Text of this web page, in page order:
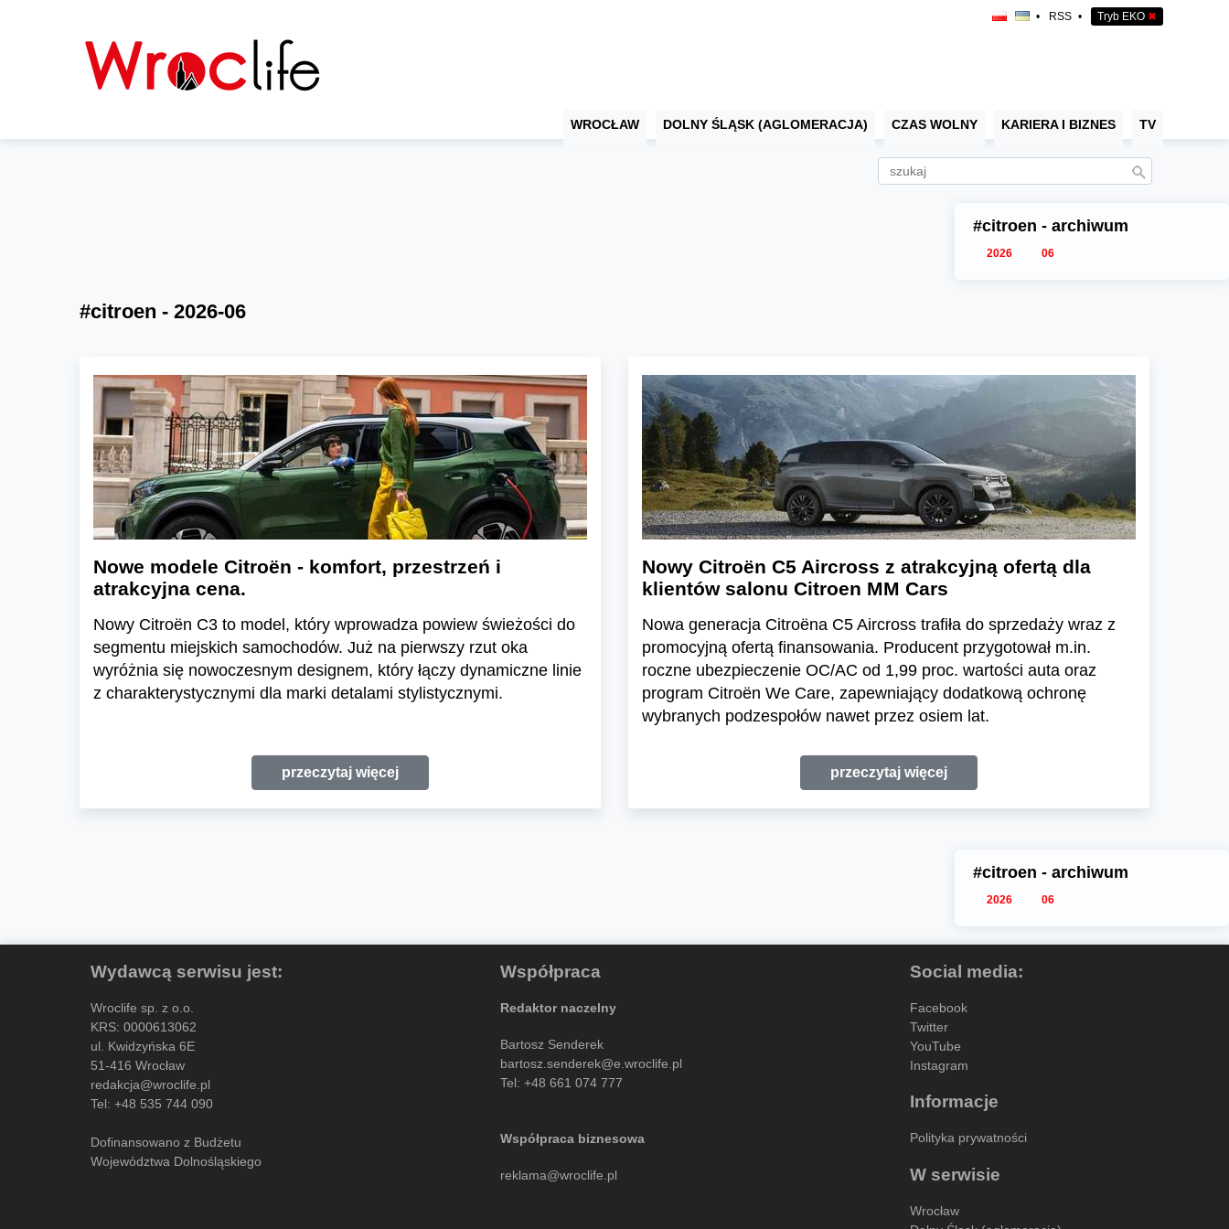
• RSS • Tryb EKO ✖
WROCŁAW DOLNY ŚLĄSK (AGLOMERACJA) CZAS WOLNY KARIERA I BIZNES TV
#citroen - archiwum
2026 06
#citroen - 2026-06
Nowe modele Citroën - komfort, przestrzeń i
atrakcyjna cena.
Nowy Citroën C3 to model, który wprowadza powiew świeżości do
segmentu miejskich samochodów. Już na pierwszy rzut oka
wyróżnia się nowoczesnym designem, który łączy dynamiczne linie
z charakterystycznymi dla marki detalami stylistycznymi.
przeczytaj więcej
Nowy Citroën C5 Aircross z atrakcyjną ofertą dla
klientów salonu Citroen MM Cars
Nowa generacja Citroëna C5 Aircross trafiła do sprzedaży wraz z
promocyjną ofertą finansowania. Producent przygotował m.in.
roczne ubezpieczenie OC/AC od 1,99 proc. wartości auta oraz
program Citroën We Care, zapewniający dodatkową ochronę
wybranych podzespołów nawet przez osiem lat.
przeczytaj więcej
#citroen - archiwum
2026 06
Wydawcą serwisu jest:
Wroclife sp. z o.o.
KRS: 0000613062
ul. Kwidzyńska 6E
51-416 Wrocław
redakcja@wroclife.pl
Tel: +48 535 744 090
Dofinansowano z Budżetu
Województwa Dolnośląskiego
Współpraca
Redaktor naczelny
Bartosz Senderek
bartosz.senderek@e.wroclife.pl
Tel: +48 661 074 777
Współpraca biznesowa
reklama@wroclife.pl
Social media:
Facebook
Twitter
YouTube
Instagram
Informacje
Polityka prywatności
W serwisie
Wrocław